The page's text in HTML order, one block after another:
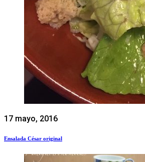
17 mayo, 2016
Ensalada César original